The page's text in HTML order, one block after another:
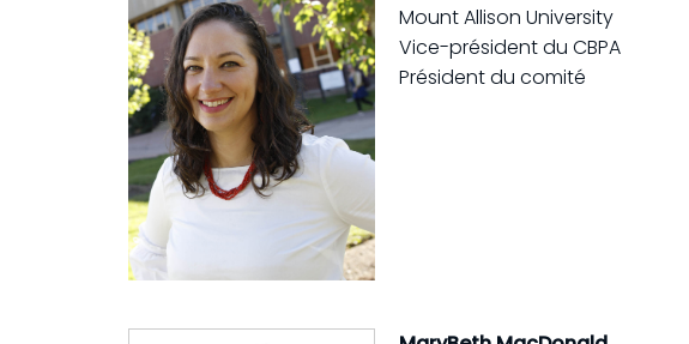
Mount Allison University
Vice-président du CBPA
Président du comité